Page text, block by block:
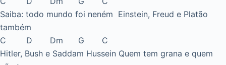
Saiba: todo mundo foi neném Einstein, Freud e Platão
também
C D Dm G C
Hitler, Bush e Saddam Hussein Quem tem grana e quem